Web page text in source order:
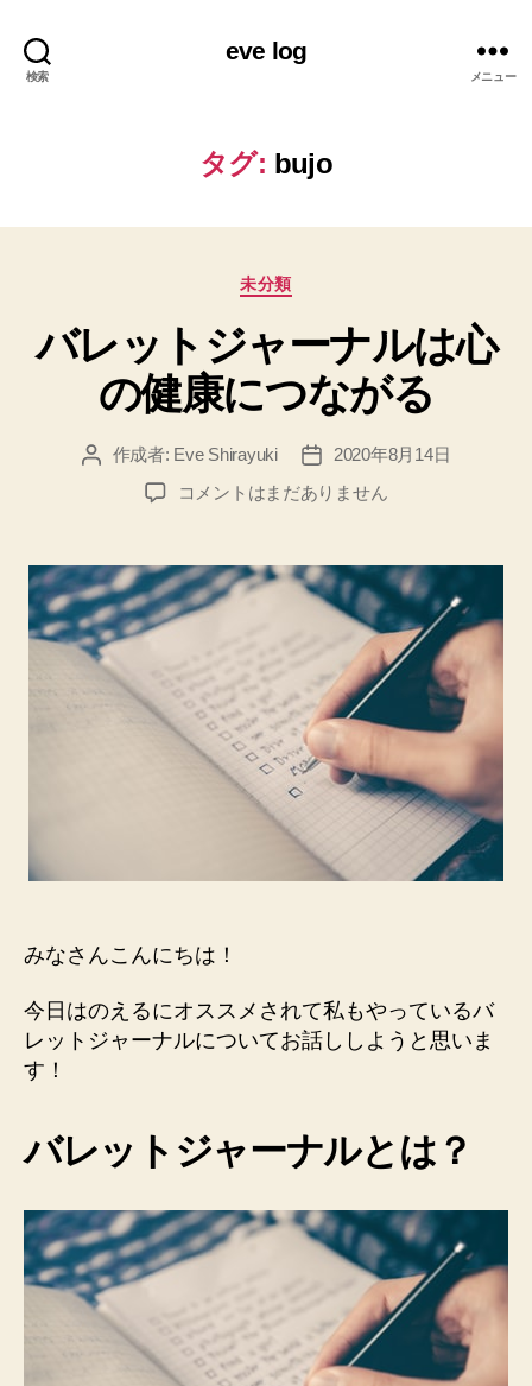
検索
eve log
メニュー
タグ: bujo
カ
ゴ
リ
ー
未分類
バレットジャーナルは心
の健康につながる
投 作成者: Eve Shirayuki
投
稿
日
2020年8月14日
バ
ト
ジ
ャ
ナ
ル
は
心
つ
る
の
コメントはまだありません
みなさんこんにちは！
今日はのえるにオススメされて私もやっているバ
レットジャーナルについてお話ししようと思いま
す！
バレットジャーナルとは？